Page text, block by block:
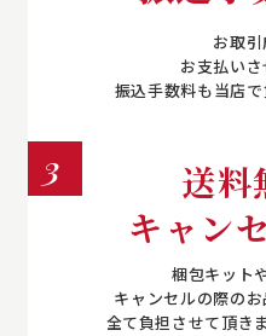
お取引
お支払い
振込手数料も当店で
3
送料
キャン
梱包キット
キャンセルの際の
全て負担させて頂き